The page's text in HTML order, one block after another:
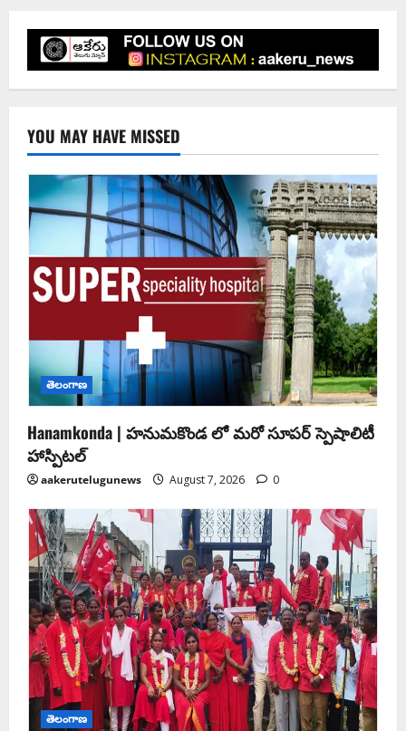
YOU MAY HAVE MISSED
తెలంగాణ
Hanamkonda | హనుమకొండ లో మరో సూపర్ స్పెషాలిటీ
హాస్పిటల్
aakerutelugunews August 7, 2026 0
తెలంగాణ